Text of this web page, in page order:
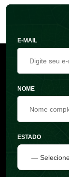
E-MAIL
NOME
ESTADO